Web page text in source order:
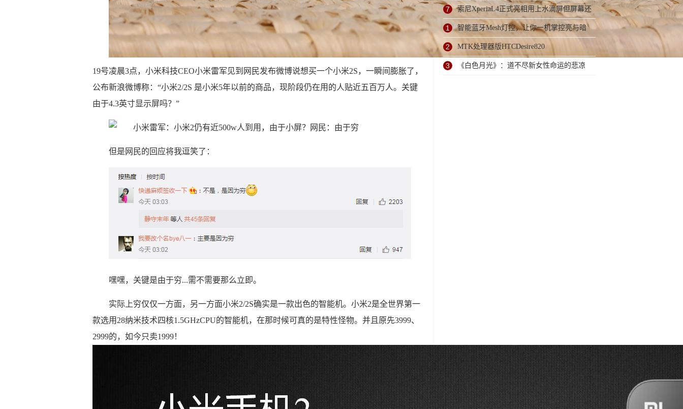
19号凌晨3点，小米科技CEO小米雷军见到网民发布微博说想买一个小米2S，一瞬间膨胀了，
公布新浪微博称：“小米2/2S 是小米5年以前的商品，现阶段仍在用的人贴近五百万人。关键
由于4.3英寸显示屏吗？”
但是网民的回应将我逗笑了：
嘿嘿，关键是由于穷...需不需要那么立即。
实际上穷仅仅一方面，另一方面小米2/2S确实是一款出色的智能机。小米2是全世界第一
款选用28纳米技术四核1.5GHzCPU的智能机，在那时候可真的是特性怪物。并且原先3999、
2999的，如今只卖1999！
机型
7 索尼XperiaL4正式亮相用上水滴屏但屏幕还
是那个味
1 智能蓝牙Mesh灯控，让你一机掌控亮与暗
2 MTK处理器版HTCDesire820
3 《白色月光》：道不尽新女性命运的悲凉